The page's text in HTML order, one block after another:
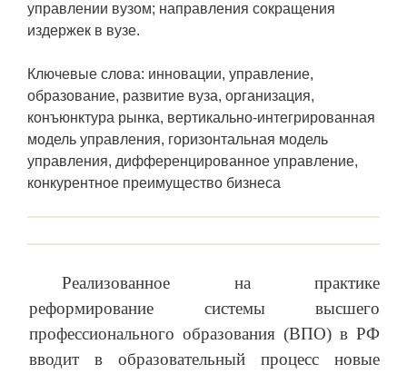
управлении вузом; направления сокращения
издержек в вузе.
Ключевые слова: инновации, управление,
образование, развитие вуза, организация,
конъюнктура рынка, вертикально-интегрированная
модель управления, горизонтальная модель
управления, дифференцированное управление,
конкурентное преимущество бизнеса
Реализованное на практике
реформирование системы высшего
профессионального образования (ВПО) в РФ
вводит в образовательный процесс новые